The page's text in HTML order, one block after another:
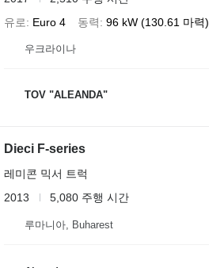
유로
Euro 4 동력 96 kW (130.61 마력)
우크라이나
TOV "ALEANDA"
Dieci F-series
레미콘 믹서 트럭
2013
5,080 주행 시간
루마니아, Buharest